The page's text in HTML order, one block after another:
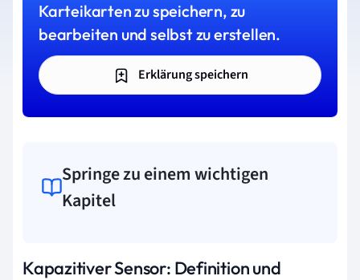
Karteikarten zu speichern, zu
bearbeiten und selbst zu erstellen.
Erklärung speichern
Springe zu einem wichtigen
Kapitel
Kapazitiver Sensor: Definition und